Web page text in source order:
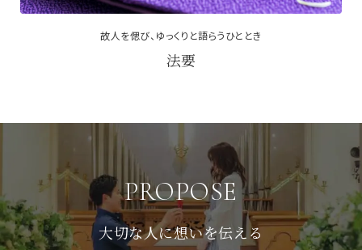
故人を偲び、ゆっくりと語らうひととき
法要
PROPOSE
大切な人に想いを伝える